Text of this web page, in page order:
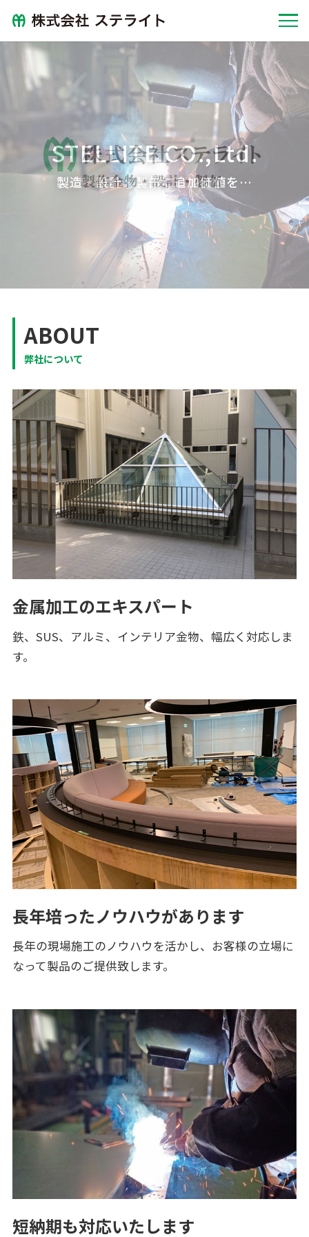
STELLITE CO.,Ltd.
製造・設計・製缶に追加価値を…
ABOUT
弊社について
金属加工のエキスパート
鉄、SUS、アルミ、インテリア金物、幅広く対応しま
す。
長年培ったノウハウがあります
長年の現場施工のノウハウを活かし、お客様の立場に
なって製品のご提供致します。
短納期も対応いたします